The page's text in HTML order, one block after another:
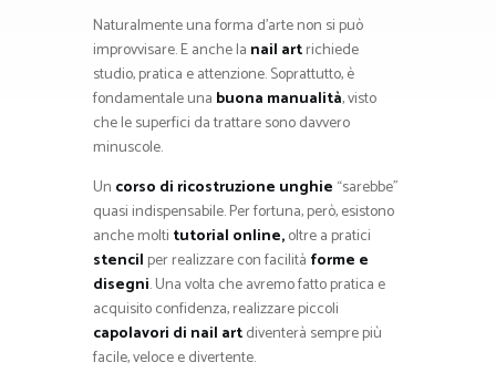
Naturalmente una forma d’arte non si può
improvvisare. E anche la nail artrichiede
studio, pratica e attenzione. Soprattutto, è
fondamentale una buona manualità, visto
che le superfici da trattare sono davvero
minuscole.
Un corso di ricostruzione unghie “sarebbe”
quasi indispensabile. Per fortuna, però, esistono
anche molti tutorial online,oltre a pratici
stencil per realizzare con facilità forme e
disegni. Una volta che avremo fatto pratica e
acquisito confidenza, realizzare piccoli
capolavori di nail artdiventerà sempre più
facile, veloce e divertente.